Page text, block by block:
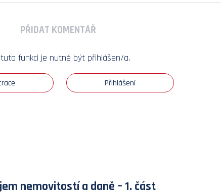
PŘIDAT KOMENTÁŘ
funkci je nutné být přihlášen/a.
Přihlášení
nemovitostí a daně – 1. část